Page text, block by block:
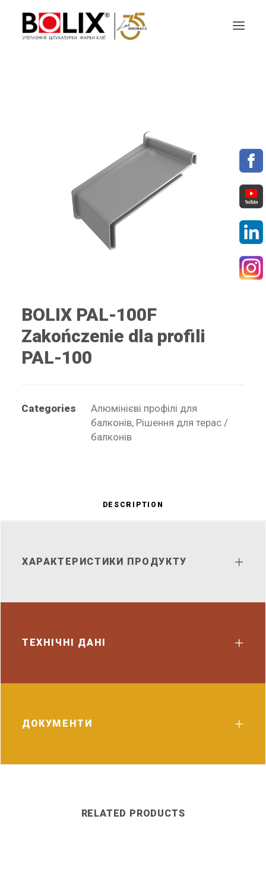
МАТЕРІАЛИ ДЛЯ ЗАВАНТАЖЕННЯ
SEARCH
RECEPTURY
BOLIX PAL-100F
Zakończenie dla profili
PAL-100
Categories
Алюмінієві профілі для
балконів, Рішення для терас /
балконів
DESCRIPTION
ХАРАКТЕРИСТИКИ ПРОДУКТУ
ТЕХНІЧНІ ДАНІ
ДОКУМЕНТИ
RELATED PRODUCTS